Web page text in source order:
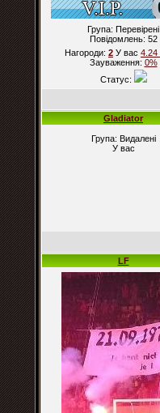
Група: Перевірені
Повідомлень: 52
Нагороди: 2 У вас 4.24
Зауваження: 0%
Статус:
Gladiator
Група: Видалені
У вас
LF